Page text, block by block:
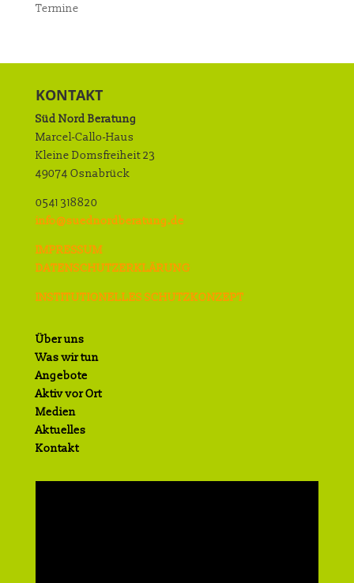
Termine
KONTAKT
Süd Nord Beratung
Marcel-Callo-Haus
Kleine Domsfreiheit 23
49074 Osnabrück
0541 318820
info@suednordberatung.de
IMPRESSUM
DATENSCHUTZERKLÄRUNG
INSTITUTIONELLES SCHUTZKONZEPT
Über uns
Was wir tun
Angebote
Aktiv vor Ort
Medien
Aktuelles
Kontakt